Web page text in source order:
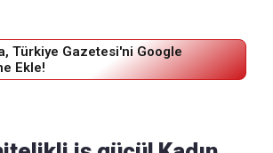
Türkiye Gazetesi'ni Google
Ekle!